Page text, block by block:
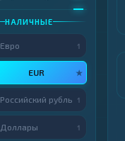
НАЛИЧНЫЕ
Евро 1
EUR ★
Российский рубль 1
Доллары 1